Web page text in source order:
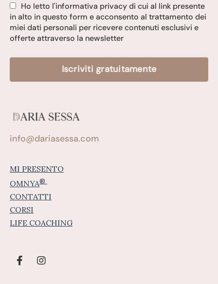
Ho letto l'informativa privacy di cui al link presente
in alto in questo form e acconsento al trattamento dei
miei dati personali per ricevere contenuti esclusivi e
offerte attraverso la newsletter
Iscriviti gratuitamente
info@dariasessa.com
MI PRESENTO
OMNYA®
CONTATTI
CORSI
LIFE COACHING